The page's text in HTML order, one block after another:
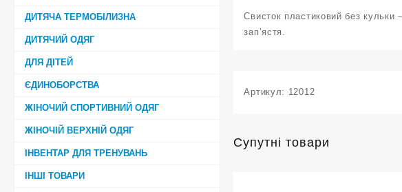
ДИТЯЧА ТЕРМОБІЛИЗНА
ДИТЯЧИЙ ОДЯГ
ДЛЯ ДІТЕЙ
ЄДИНОБОРСТВА
ЖІНОЧИЙ СПОРТИВНИЙ ОДЯГ
ЖІНОЧІЙ ВЕРХНІЙ ОДЯГ
ІНВЕНТАР ДЛЯ ТРЕНУВАНЬ
ІНШІ ТОВАРИ
Свисток пластиковий без
зап’ястя.
Артикул: 12012
Супутні товари